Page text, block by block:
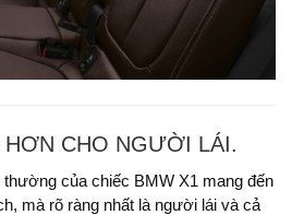
CHO NGƯỜI LÁI.
của chiếc BMW X1 mang đến
mà rõ ràng nhất là người lái và cả